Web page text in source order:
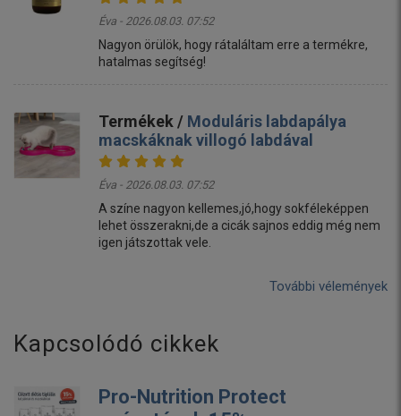
Éva - 2026.08.03. 07:52
Nagyon örülök, hogy rátaláltam erre a termékre,
hatalmas segítség!
Termékek / Moduláris labdapálya
macskáknak villogó labdával
Éva - 2026.08.03. 07:52
A színe nagyon kellemes,jó,hogy sokféleképpen
lehet összerakni,de a cicák sajnos eddig még nem
igen játszottak vele.
További vélemények
Kapcsolódó cikkek
Pro-Nutrition Protect